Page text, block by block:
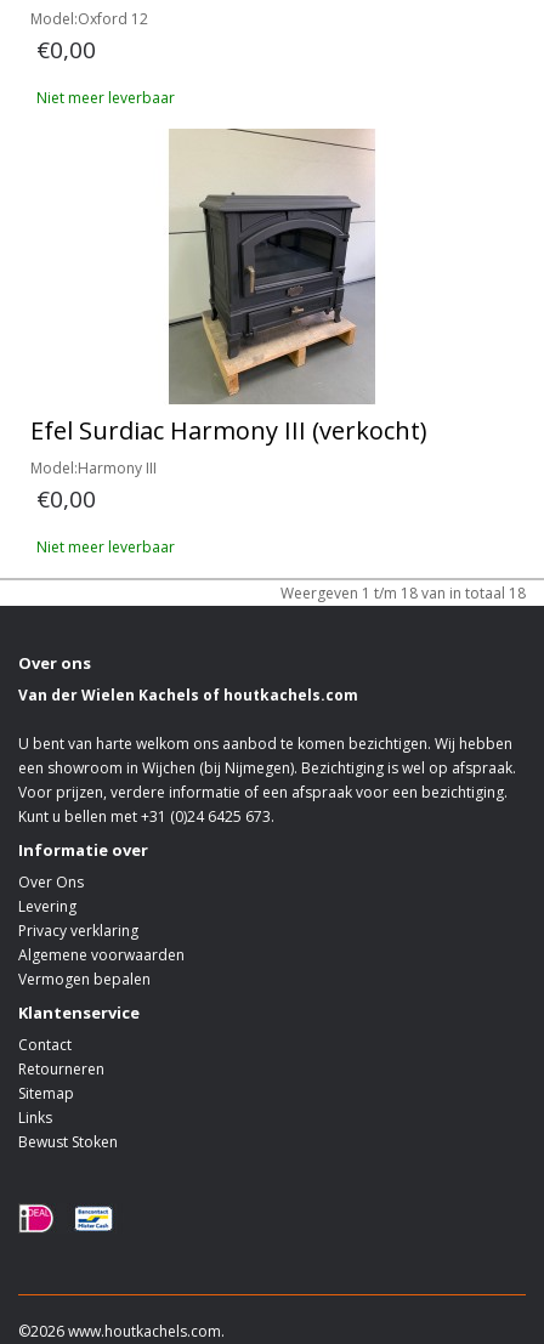
Model:Oxford 12
€0,00
Niet meer leverbaar
Efel Surdiac Harmony III (verkocht)
Model:Harmony III
€0,00
Niet meer leverbaar
Weergeven 1 t/m 18 van in totaal 18
Over ons
Van der Wielen Kachels of houtkachels.com
U bent van harte welkom ons aanbod te komen bezichtigen. Wij hebben
een showroom in Wijchen (bij Nijmegen). Bezichtiging is wel op afspraak.
Voor prijzen, verdere informatie of een afspraak voor een bezichtiging.
Kunt u bellen met +31 (0)24 6425 673.
Informatie over
Over Ons
Levering
Privacy verklaring
Algemene voorwaarden
Vermogen bepalen
Klantenservice
Contact
Retourneren
Sitemap
Links
Bewust Stoken
©2026 www.houtkachels.com.